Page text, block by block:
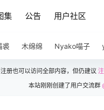
集 公告 用户社区
裘 木绵绵 Nyako喵子
册也可以访问全部内容，但仍建议
本站刚刚创建了用户交流群